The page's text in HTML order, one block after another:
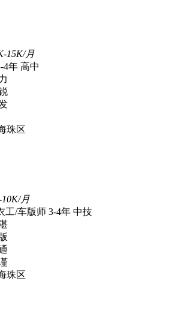
15K/月
4年 高中
珠区
10K/月
工/车版师 3-4年 中技
珠区